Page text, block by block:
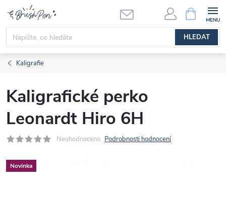
obsah
HLEDAT
NÁKUPNÍ
KOŠÍK
Kaligrafie
Kaligrafické perko
Leonardt Hiro 6H
Neohodnoceno Podrobnosti hodnocení
Novinka